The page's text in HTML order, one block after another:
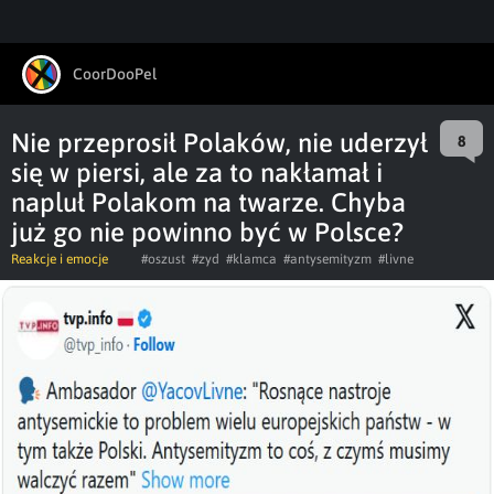
CoorDooPel
Nie przeprosił Polaków, nie uderzył
się w piersi, ale za to nakłamał i
napluł Polakom na twarze. Chyba
już go nie powinno być w Polsce?
8
Reakcje i emocje #oszust #zyd #klamca #antysemityzm #livne